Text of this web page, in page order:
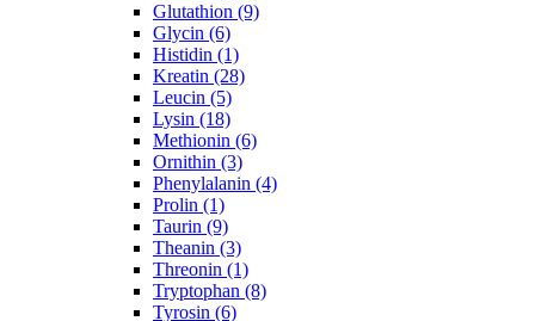
Glutathion (9)
Glycin (6)
Histidin (1)
Kreatin (28)
Leucin (5)
Lysin (18)
Methionin (6)
Ornithin (3)
Phenylalanin (4)
Prolin (1)
Taurin (9)
Theanin (3)
Threonin (1)
Tryptophan (8)
Tyrosin (6)